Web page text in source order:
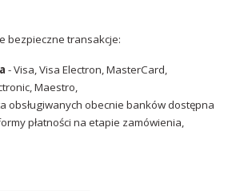
bezpieczne transakcje:
- Visa, Visa Electron, MasterCard,
Maestro,
obsługiwanych obecnie banków dostępna
płatności na etapie zamówienia,